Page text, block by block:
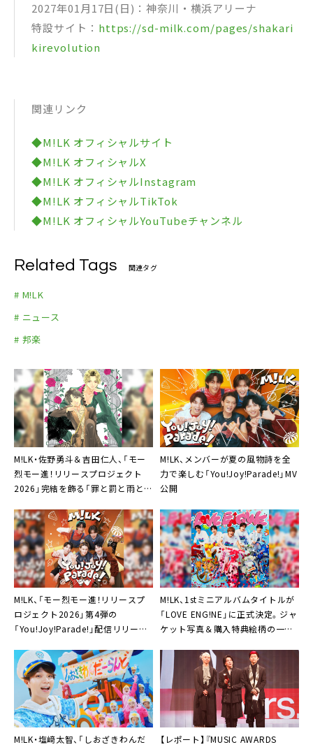
2027年01月17日(日)：神奈川・横浜アリーナ
特設サイト： https://sd-milk.com/pages/shakari
kirevolution
関連リンク
◆M!LK オフィシャルサイト
◆M!LK オフィシャルX
◆M!LK オフィシャルInstagram
◆M!LK オフィシャルTikTok
◆M!LK オフィシャルYouTubeチャンネル
Related Tags 関連タグ
# M!LK
# ニュース
# 邦楽
M!LK・佐野勇斗＆吉田仁人、「モー
烈モー進！リリースプロジェクト
2026」完結を飾る「罪と罰と雨と
M!LK、メンバーが夏の風物詩を全
力で楽しむ「You!Joy!Parade!」MV
公開
M!LK、「モー烈モー進！リリースプ
ロジェクト2026」第4弾の
「You!Joy!Parade!」配信リリース
M!LK、1stミニアルバムタイトルが
「LOVE ENG!NE」に正式決定。ジャ
ケット写真＆購入特典絵柄の一部
M!LK・塩﨑太智、「しおざきわんだ
【レポート】『MUSIC AWARDS